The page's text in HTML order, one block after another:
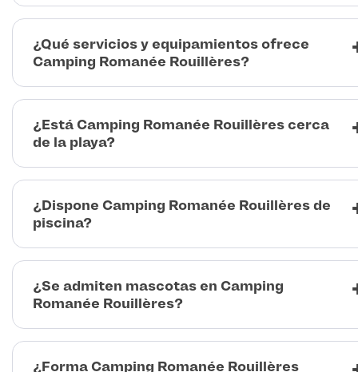
¿Qué servicios y equipamientos ofrece
Camping Romanée Rouillères?
¿Está Camping Romanée Rouillères cerca
de la playa?
¿Dispone Camping Romanée Rouillères de
piscina?
¿Se admiten mascotas en Camping
Romanée Rouillères?
¿Forma Camping Romanée Rouillères